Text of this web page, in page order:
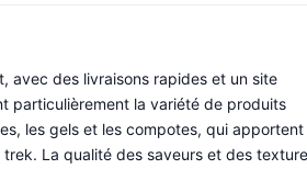
avec des livraisons rapides et un site
particulièrement la variété de produits
les gels et les compotes, qui apportent
La qualité des saveurs et des